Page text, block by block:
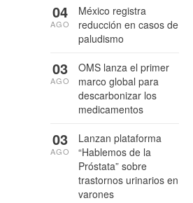
México registra
reducción en casos de
paludismo
04
AGO
OMS lanza el primer
marco global para
descarbonizar los
medicamentos
03
AGO
Lanzan plataforma
“Hablemos de la
Próstata” sobre
trastornos urinarios en
varones
03
AGO